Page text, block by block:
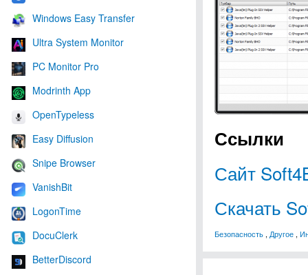
Windows Easy Transfer
Ultra System Monitor
PC Monitor Pro
Modrinth App
OpenTypeless
Easy Diffusion
Snipe Browser
VanishBit
LogonTime
DocuClerk
BetterDiscord
Ссылки
Сайт
Скачать
Безопасность , Другое ,